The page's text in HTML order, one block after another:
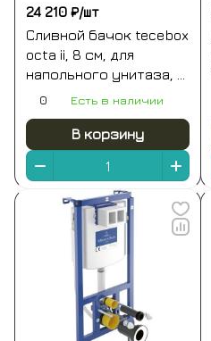
24 210 ₽/шт
Сливной бачок tecebox
octa ii, 8 см, для
напольного унитаза, с
арматурной сеткой,
1075 мм
0 Есть в наличии
В корзину